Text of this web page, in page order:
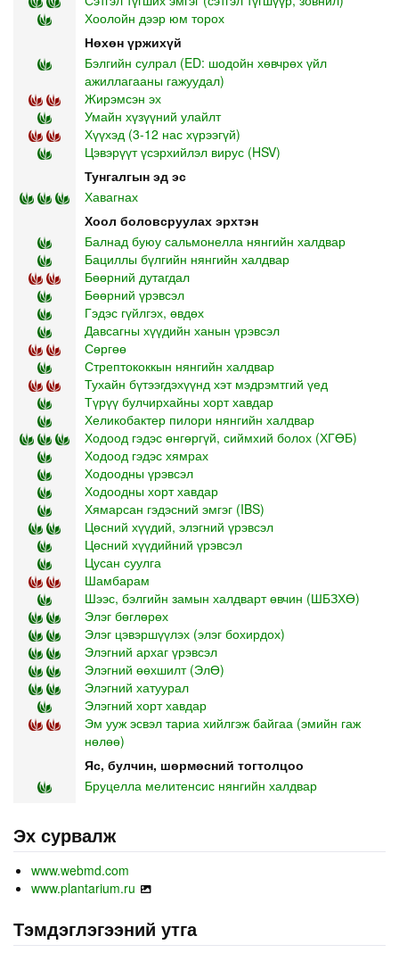
Хоолойн дээр юм торох
Нөхөн үржихүй
Бэлгийн сулрал (ED: шодойн хөвчрөх үйл
ажиллагааны гажуудал)
Жирэмсэн эх
Умайн хүзүүний улайлт
Хүүхэд (3-12 нас хүрээгүй)
Цэвэрүүт үсэрхийлэл вирус (HSV)
Тунгалгын эд эс
Хавагнах
Хоол боловсруулах эрхтэн
Балнад буюу сальмонелла нянгийн халдвар
Бациллы бүлгийн нянгийн халдвар
Бөөрний дутагдал
Бөөрний үрэвсэл
Гэдэс гүйлгэх, өвдөх
Давсагны хүүдийн ханын үрэвсэл
Сөргөө
Стрептококкын нянгийн халдвар
Тухайн бүтээгдэхүүнд хэт мэдрэмтгий үед
Түрүү булчирхайны хорт хавдар
Хеликобактер пилори нянгийн халдвар
Ходоод гэдэс өнгөргүй, сиймхий болох (ХГӨБ)
Ходоод гэдэс хямрах
Ходоодны үрэвсэл
Ходоодны хорт хавдар
Хямарсан гэдэсний эмгэг (IBS)
Цөсний хүүдий, элэгний үрэвсэл
Цөсний хүүдийний үрэвсэл
Цусан суулга
Шамбарам
Шээс, бэлгийн замын халдварт өвчин (ШБЗХӨ)
Элэг бөглөрөх
Элэг цэвэршүүлэх (элэг бохирдох)
Элэгний архаг үрэвсэл
Элэгний өөхшилт (ЭлӨ)
Элэгний хатуурал
Элэгний хорт хавдар
Эм ууж эсвэл тариа хийлгэж байгаа (эмийн гаж
нөлөө)
Яс, булчин, шөрмөсний тогтолцоо
Бруцелла мелитенсис нянгийн халдвар
Эх сурвалж
www.webmd.com
www.plantarium.ru
Тэмдэглэгээний утга